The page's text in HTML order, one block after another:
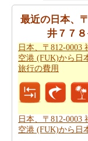
は日本、〒812-
−１ 福岡空港
郡新上五島町友
取得することが
時間と労力を節
812-0003 福岡
(FUK)から日本
友住郷７４４ 上
最近の日本、
井７７
日本、〒812-0003
空港 (FUK)から日
旅行の費用
日本、〒812-0003
空港 (FUK)から日